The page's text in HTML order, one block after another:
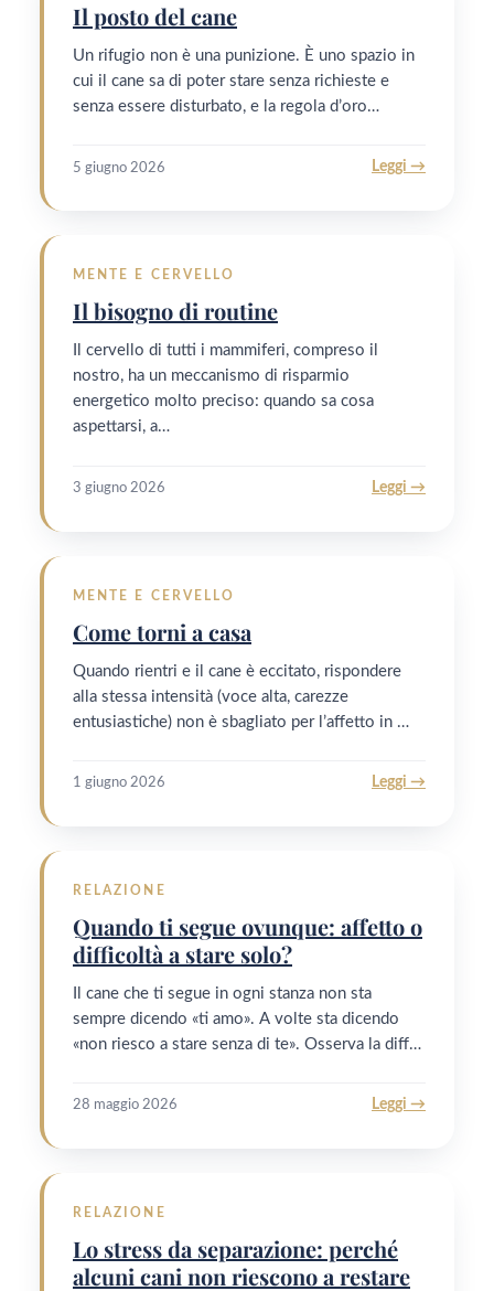
Il posto del cane
Un rifugio non è una punizione. È uno spazio in
cui il cane sa di poter stare senza richieste e
senza essere disturbato, e la regola d’oro…
5 giugno 2026 Leggi →
MENTE E CERVELLO
Il bisogno di routine
Il cervello di tutti i mammiferi, compreso il
nostro, ha un meccanismo di risparmio
energetico molto preciso: quando sa cosa
aspettarsi, a…
3 giugno 2026 Leggi →
MENTE E CERVELLO
Come torni a casa
Quando rientri e il cane è eccitato, rispondere
alla stessa intensità (voce alta, carezze
entusiastiche) non è sbagliato per l’affetto in …
1 giugno 2026 Leggi →
RELAZIONE
Quando ti segue ovunque: affetto o
difficoltà a stare solo?
Il cane che ti segue in ogni stanza non sta
sempre dicendo «ti amo». A volte sta dicendo
«non riesco a stare senza di te». Osserva la diff…
28 maggio 2026 Leggi →
RELAZIONE
Lo stress da separazione: perché
alcuni cani non riescono a restare